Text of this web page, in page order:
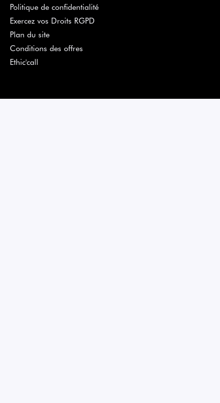
Politique de confidentialité
Exercez vos Droits RGPD
Plan du site
Conditions des offres
Ethic'call